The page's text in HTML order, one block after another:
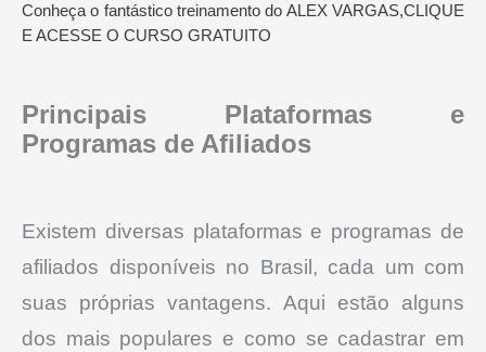
Conheça o fantástico treinamento do ALEX VARGAS,CLIQUE
E ACESSE O CURSO GRATUITO
Principais Plataformas e
Programas de Afiliados
Existem diversas plataformas e programas de
afiliados disponíveis no Brasil, cada um com
suas próprias vantagens. Aqui estão alguns
dos mais populares e como se cadastrar em